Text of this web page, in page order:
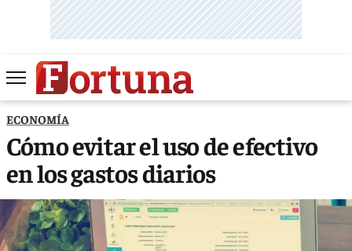
ECONOMÍA
Cómo evitar el uso de efectivo
en los gastos diarios